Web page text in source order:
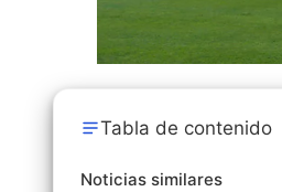
Tabla de contenido
Noticias similares